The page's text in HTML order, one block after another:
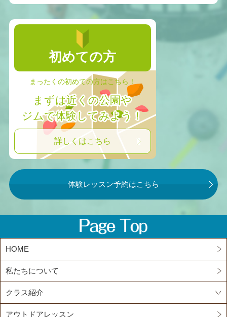
初めての方
まったくの初めての方はこちら！
まずは近くの公園や
ジムで体験してみよう！
詳しくはこちら
体験レッスン予約はこちら
HOME
私たちについて
クラス紹介
アウトドアレッスン